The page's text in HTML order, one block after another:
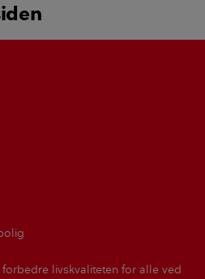
livskvaliteten for alle ved